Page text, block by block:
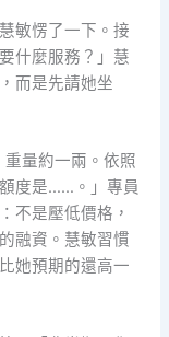
敏愣了一下。接
什麼服務？」慧
而是先請她坐
重量約一兩。依照
度是……。」專員
不是壓低價格，
融資。慧敏習慣
她預期的還高一